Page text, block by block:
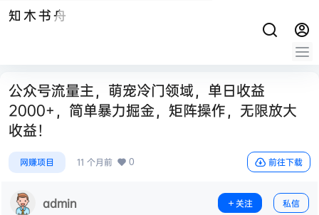
知木书舟
公众号流量主，萌宠冷门领域，单日收益
2000+，简单暴力掘金，矩阵操作，无限放大
收益！
网赚项目 11 个月前 0 前往下载
admin 关注 私信